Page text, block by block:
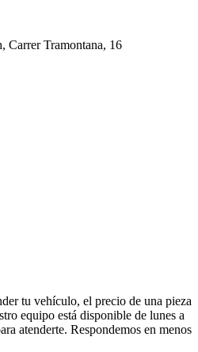
Carrer Tramontana, 16
tu vehículo, el precio de una pieza
equipo está disponible de lunes a
atenderte. Respondemos en menos